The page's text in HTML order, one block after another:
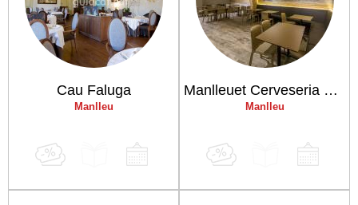
Cau Faluga
Manlleu
Manlleuet Cerveseria Restaurant
Manlleu